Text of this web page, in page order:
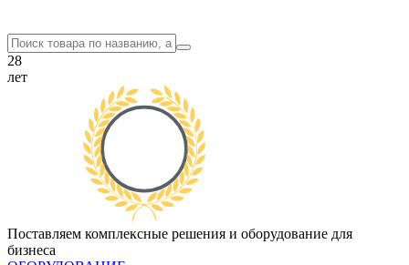
28
лет
Поставляем комплексные решения и оборудование для
бизнеса